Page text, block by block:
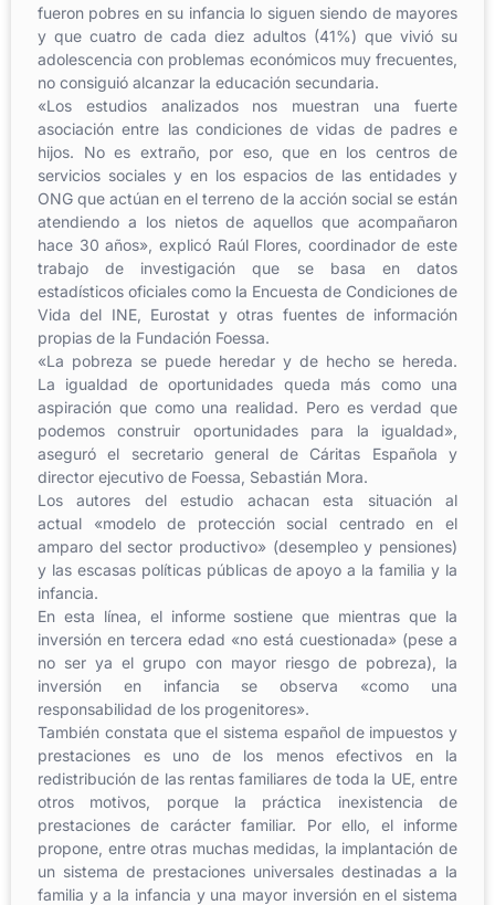
fueron pobres en su infancia lo siguen siendo de mayores
y que cuatro de cada diez adultos (41%) que vivió su
adolescencia con problemas económicos muy frecuentes,
no consiguió alcanzar la educación secundaria.
«Los estudios analizados nos muestran una fuerte
asociación entre las condiciones de vidas de padres e
hijos. No es extraño, por eso, que en los centros de
servicios sociales y en los espacios de las entidades y
ONG que actúan en el terreno de la acción social se están
atendiendo a los nietos de aquellos que acompañaron
hace 30 años», explicó Raúl Flores, coordinador de este
trabajo de investigación que se basa en datos
estadísticos oficiales como la Encuesta de Condiciones de
Vida del INE, Eurostat y otras fuentes de información
propias de la Fundación Foessa.
«La pobreza se puede heredar y de hecho se hereda.
La igualdad de oportunidades queda más como una
aspiración que como una realidad. Pero es verdad que
podemos construir oportunidades para la igualdad»,
aseguró el secretario general de Cáritas Española y
director ejecutivo de Foessa, Sebastián Mora.
Los autores del estudio achacan esta situación al
actual «modelo de protección social centrado en el
amparo del sector productivo» (desempleo y pensiones)
y las escasas políticas públicas de apoyo a la familia y la
infancia.
En esta línea, el informe sostiene que mientras que la
inversión en tercera edad «no está cuestionada» (pese a
no ser ya el grupo con mayor riesgo de pobreza), la
inversión en infancia se observa «como una
responsabilidad de los progenitores».
También constata que el sistema español de impuestos y
prestaciones es uno de los menos efectivos en la
redistribución de las rentas familiares de toda la UE, entre
otros motivos, porque la práctica inexistencia de
prestaciones de carácter familiar. Por ello, el informe
propone, entre otras muchas medidas, la implantación de
un sistema de prestaciones universales destinadas a la
familia y a la infancia y una mayor inversión en el sistema